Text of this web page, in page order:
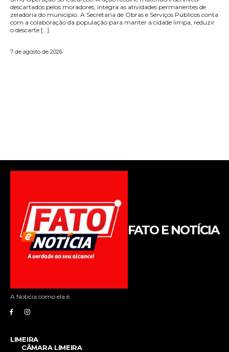
FATO E NOTÍCIA
A Noticia como ela é.
LIMEIRA
CÂMARA LIMEIRA